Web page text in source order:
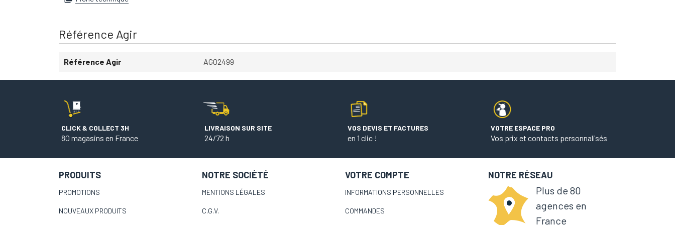
Référence Agir
Référence Agir AG02499
CLICK & COLLECT 3H
80 magasins en France
LIVRAISON SUR SITE
24/72 h
VOS DEVIS ET FACTURES
en 1 clic !
VOTRE ESPACE PRO
Vos prix et contacts personnalisés
PRODUITS
PROMOTIONS
NOUVEAUX PRODUITS
NOTRE SOCIÉTÉ
MENTIONS LÉGALES
C.G.V.
VOTRE COMPTE
INFORMATIONS PERSONNELLES
COMMANDES
NOTRE RÉSEAU
Plus de 80
agences en
France